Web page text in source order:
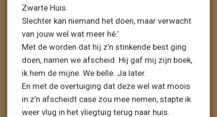
Zwarte Huis.
Slechter kan niemand het doen, maar verwacht
van jouw wel wat meer hé.’
Met de worden dat hij z’n stinkende best ging
doen, namen we afscheid. Hij gaf mij zijn boek,
ik hem de mijne. We belle. Ja later.
En met de overtuiging dat deze wel wat moois
in z’n afscheidt case zou mee nemen, stapte ik
weer vlug in het vliegtuig terug naar huis.